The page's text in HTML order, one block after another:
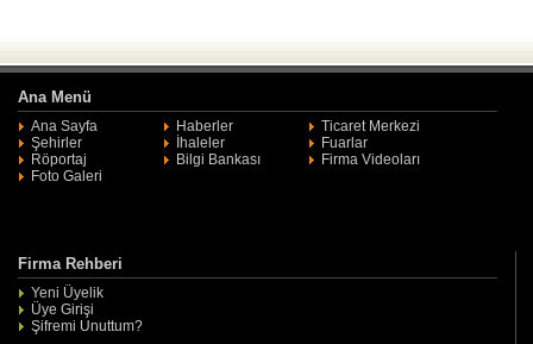
Ana Menü
Ana Sayfa Haberler
Ticaret Merkezi
Şehirler
İhaleler
Fuarlar
Röportaj
Bilgi Bankası
Firma Videoları
Foto Galeri
Firma Rehberi
Yeni Üyelik
Üye Girişi
Şifremi Unuttum?